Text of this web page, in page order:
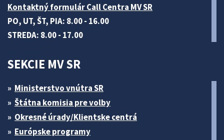
Kontaktný formulár Call Centra MV SR
PO, UT, ŠT, PIA: 8.00 - 16.00
STREDA: 8.00 - 17.00
SEKCIE MV SR
Ministerstvo vnútra SR
Štátna komisia pre volby
Okresné úrady/Klientske centrá
Európske programy